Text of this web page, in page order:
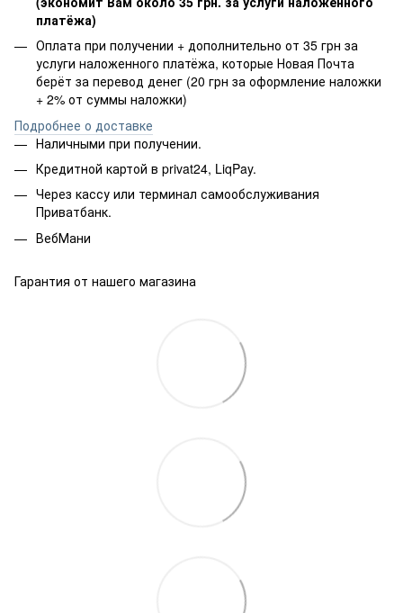
платёжа)
Оплата при получении + дополнительно от 35 грн за
услуги наложенного платёжа, которые Новая Почта
берёт за перевод денег (20 грн за оформление наложки
+ 2% от суммы наложки)
Подробнее о доставке
Наличными при получении.
Кредитной картой в privat24, LiqPay.
Через кассу или терминал самообслуживания
Приватбанк.
ВебМани
Гарантия от нашего магазина